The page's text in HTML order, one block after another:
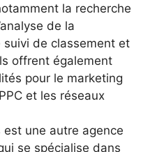
la recherche
de la
suivi de classement et
offrent également
pour le marketing
et les réseaux
est une autre agence
se spécialise dans